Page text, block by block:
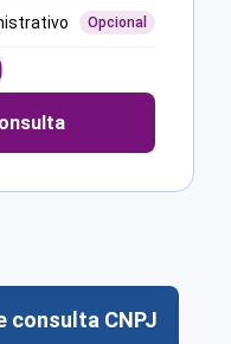
Opcional
consulta CNPJ